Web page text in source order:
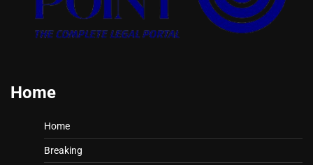
Home
Home
Breaking